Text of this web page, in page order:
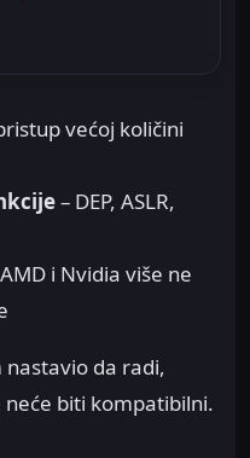
većoj količini
– DEP, ASLR,
i Nvidia više ne
nastavio da radi,
biti kompatibilni.